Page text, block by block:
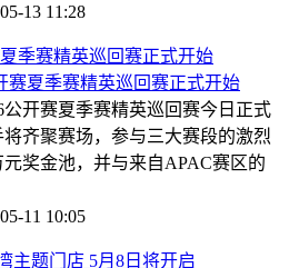
05-13 11:28
赛夏季赛精英巡回赛正式开始
公开赛夏季赛精英巡回赛今日正式
齐聚赛场，参与三大赛段的激烈
元奖金池，并与来自APAC赛区的
05-11 10:05